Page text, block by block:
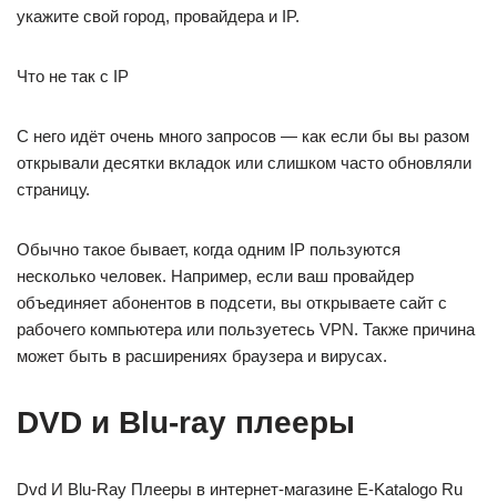
укажите свой город, провайдера и IP.
Что не так с IP
С него идёт очень много запросов — как если бы вы разом
открывали десятки вкладок или слишком часто обновляли
страницу.
Обычно такое бывает, когда одним IP пользуются
несколько человек. Например, если ваш провайдер
объединяет абонентов в подсети, вы открываете сайт с
рабочего компьютера или пользуетесь VPN. Также причина
может быть в расширениях браузера и вирусах.
DVD и Blu-ray плееры
Dvd И Blu-Ray Плееры в интернет-магазине E-Katalogo Ru